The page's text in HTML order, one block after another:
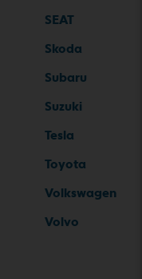
SEAT
Skoda
Subaru
Suzuki
Tesla
Toyota
Volkswagen
Volvo